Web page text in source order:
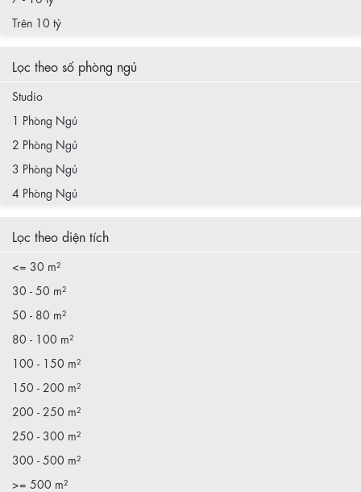
Trên 10 tỷ
Lọc theo số phòng ngủ
Studio
1 Phòng Ngủ
2 Phòng Ngủ
3 Phòng Ngủ
4 Phòng Ngủ
Lọc theo diện tích
<= 30 m²
30 - 50 m²
50 - 80 m²
80 - 100 m²
100 - 150 m²
150 - 200 m²
200 - 250 m²
250 - 300 m²
300 - 500 m²
>= 500 m²